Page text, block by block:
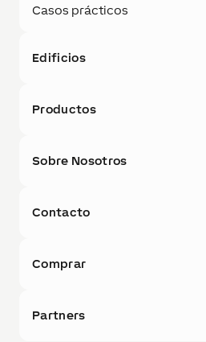
Casos prácticos
Edificios
Productos
Sobre Nosotros
Contacto
Comprar
Partners